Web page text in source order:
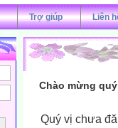
Trợ giúp Liên
Chào mừng
Quý vị chưa